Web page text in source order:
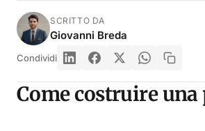
SCRITTO DA
Giovanni Breda
Condividi
Come costruire